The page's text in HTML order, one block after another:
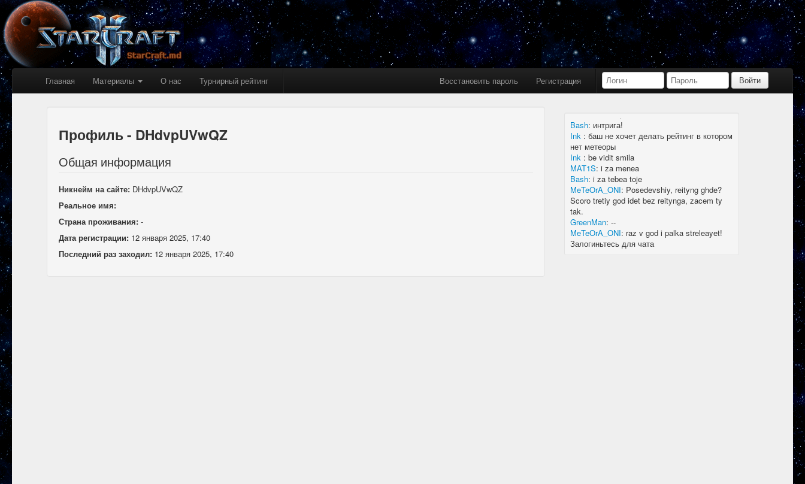
Главная Материалы О нас Турнирный рейтинг Восстановить пароль Регистрация
Профиль - DHdvpUVwQZ
Общая информация
Никнейм на сайте:DHdvpUVwQZ
Реальное имя:
Страна проживания:-
Дата регистрации:12 января 2025, 17:40
Последний раз заходил:12 января 2025, 17:40
Bash : limboid, заходил бы в Дискорд не
пропустил бы.
Ink
limboid, сейчас как бы всё сообщество
в дискорде, там всегда инфа самая
актуальная
k7.Gladiator : yoyo
Ink:yoyo
MAT1S
гладиатор = бв нагибатор?
Ink:на 20 лей игратор
Bash: интрига!
Ink :баш не хочет делать рейтинг в котором
нет метеоры
Ink :be vidit smila
MAT1S:i za menea
Bash:i za tebea toje
MeTeOrA_ONI: Posedevshiy, reityng ghde?
Scoro tretiy god idet bez reitynga, zacem ty
tak.
GreenMan:--
MeTeOrA_ONI: raz v god i palka streleayet!
Залогиньтесь для чата